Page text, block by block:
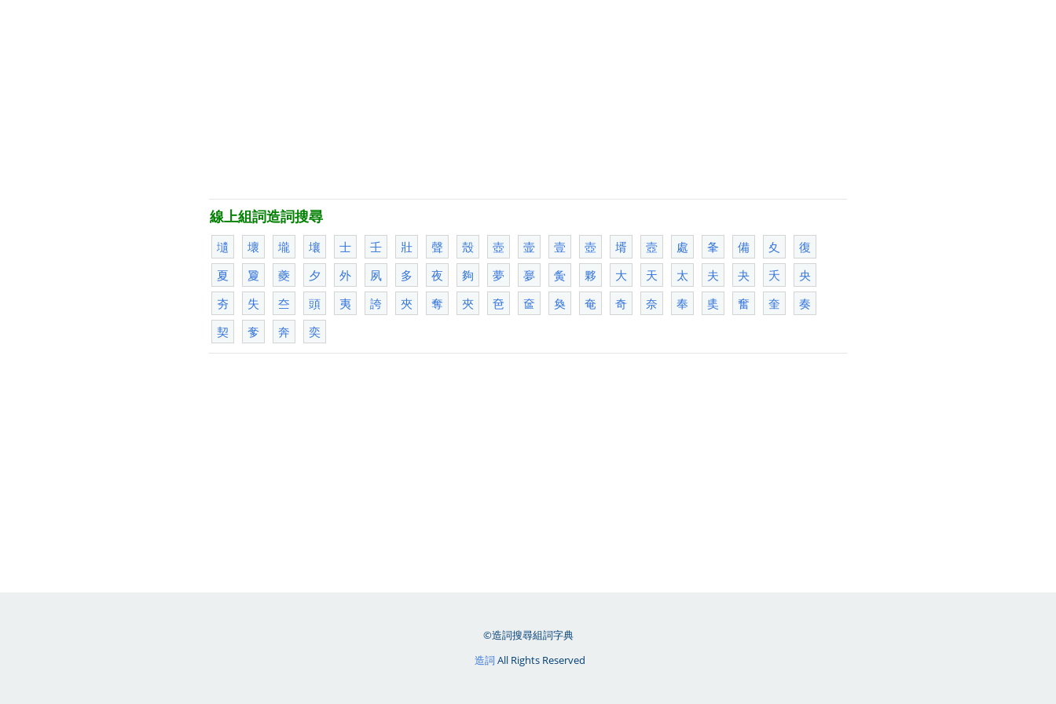
線上組詞造詞搜尋
壝
壞 壠 壤 士 壬 壯 聲 殼 壺 壸 壹 壺 壻 壼 處 夆 備 夊
復
夏
夐 夔 夕 外 夙 多 夜 夠 夢 夣 夤 夥 大 天 太 夫 夬 夭
央
夯
失 夳 頭 夷 誇 夾 奪 夾 夿 奩 奐 奄 奇 奈 奉 奊 奮 奎
奏
契
奓 奔 奕
©造詞搜尋組詞字典
造詞 All Rights Reserved